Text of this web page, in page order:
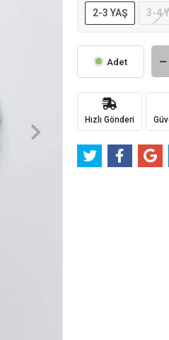
2-3 YAŞ
3-4
Adet
Hızlı Gönderi